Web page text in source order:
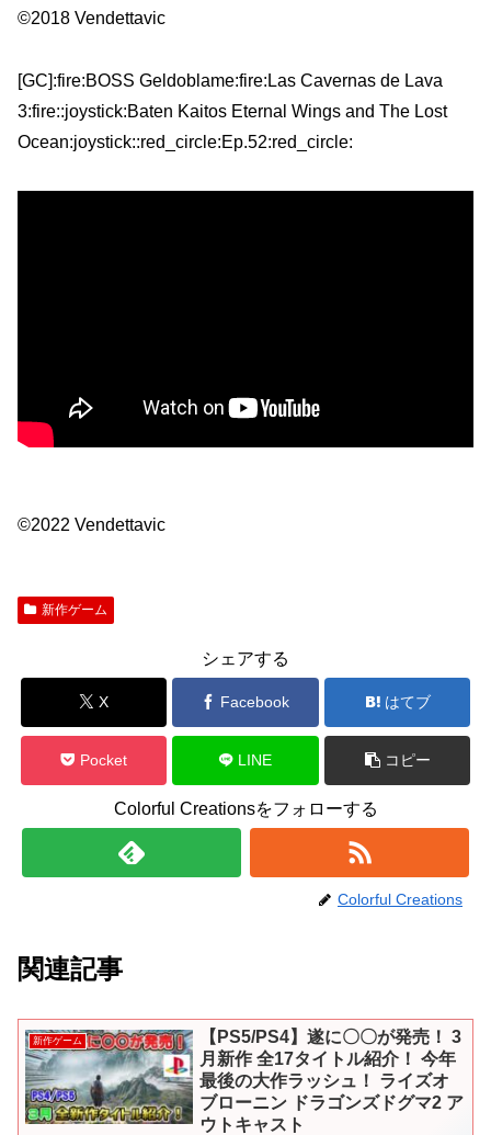
©2018 Vendettavic
[GC]:fire:BOSS Geldoblame:fire:Las Cavernas de Lava
3:fire::joystick:Baten Kaitos Eternal Wings and The Lost
Ocean:joystick::red_circle:Ep.52:red_circle:
©2022 Vendettavic
新作ゲーム
シェアする
X Facebook はてブ
Pocket LINE コピー
Colorful Creationsをフォローする
Colorful Creations
関連記事
新作ゲーム
【PS5/PS4】遂に〇〇が発売！ 3
月新作 全17タイトル紹介！ 今年
最後の大作ラッシュ！ ライズオ
ブローニン ドラゴンズドグマ2 ア
ウトキャスト